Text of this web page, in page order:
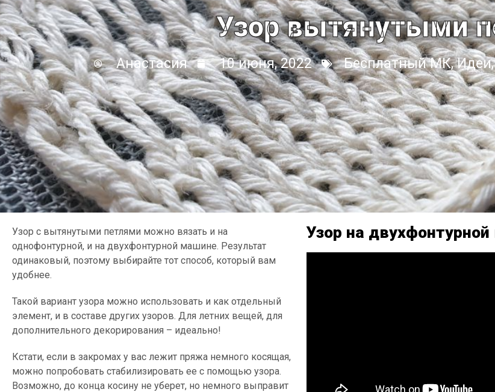
Узор вытянутыми
Анастасия 10 июня, 2022 Бесплатный МК,Идеи
Узор с вытянутыми петлями можно вязать и на
однофонтурной, и на двухфонтурной машине. Результат
одинаковый, поэтому выбирайте тот способ, который вам
удобнее.
Такой вариант узора можно использовать и как отдельный
элемент, и в составе других узоров. Для летних вещей, для
дополнительного декорирования – идеально!
Кстати, если в закромах у вас лежит пряжа немного косящая,
можно попробовать стабилизировать ее с помощью узора.
Возможно, до конца косину не уберет, но немного выправит
Узор на